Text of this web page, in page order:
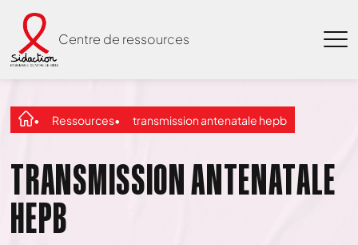
Centre de ressources
Ressources transmission antenatale hepb
TRANSMISSION ANTENATALE
HEPB